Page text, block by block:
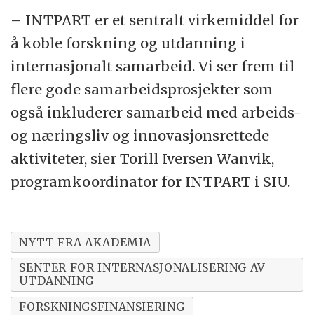
– INTPART er et sentralt virkemiddel for
å koble forskning og utdanning i
internasjonalt samarbeid. Vi ser frem til
flere gode samarbeidsprosjekter som
også inkluderer samarbeid med arbeids-
og næringsliv og innovasjonsrettede
aktiviteter, sier Torill Iversen Wanvik,
programkoordinator for INTPART i SIU.
NYTT FRA AKADEMIA
SENTER FOR INTERNASJONALISERING AV
UTDANNING
FORSKNINGSFINANSIERING